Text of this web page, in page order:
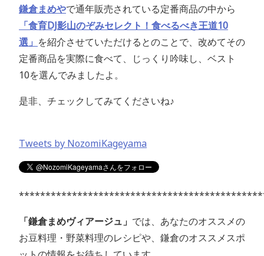
鎌倉まめやで通年販売されている定番商品の中から
「食育DJ影山のぞみセレクト！食べるべき王道10
選」 を紹介させていただけるとのことで、改めてその
定番商品を実際に食べて、じっくり吟味し、ベスト
10を選んでみましたよ。
是非、チェックしてみてくださいね♪
Tweets by NozomiKageyama
「鎌倉まめヴィアージュ」 では、あなたのオススメの
お豆料理・野菜料理のレシピや、鎌倉のオススメスポ